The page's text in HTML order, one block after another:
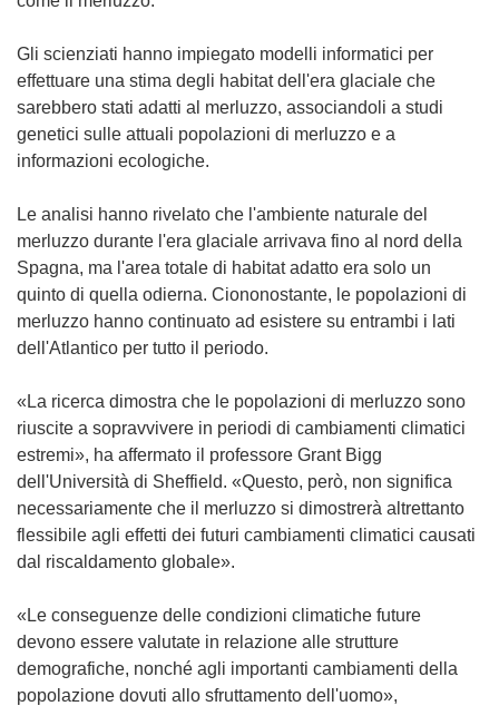
Gli scienziati hanno impiegato modelli informatici per
effettuare una stima degli habitat dell'era glaciale che
sarebbero stati adatti al merluzzo, associandoli a studi
genetici sulle attuali popolazioni di merluzzo e a
informazioni ecologiche.
Le analisi hanno rivelato che l'ambiente naturale del
merluzzo durante l'era glaciale arrivava fino al nord della
Spagna, ma l'area totale di habitat adatto era solo un
quinto di quella odierna. Ciononostante, le popolazioni di
merluzzo hanno continuato ad esistere su entrambi i lati
dell'Atlantico per tutto il periodo.
«La ricerca dimostra che le popolazioni di merluzzo sono
riuscite a sopravvivere in periodi di cambiamenti climatici
estremi», ha affermato il professore Grant Bigg
dell'Università di Sheffield. «Questo, però, non significa
necessariamente che il merluzzo si dimostrerà altrettanto
flessibile agli effetti dei futuri cambiamenti climatici causati
dal riscaldamento globale».
«Le conseguenze delle condizioni climatiche future
devono essere valutate in relazione alle strutture
demografiche, nonché agli importanti cambiamenti della
popolazione dovuti allo sfruttamento dell'uomo»,